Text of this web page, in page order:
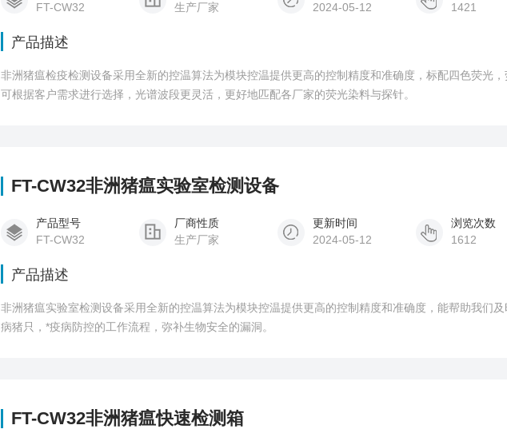
FT-CW32
生产厂家
2024-05-12
1421
产品描述
非洲猪瘟检疫检测设备采用全新的控温算法为模块控温提供更高的控制精度和准确度，标配四色荧光
可根据客户需求进行选择，光谱波段更灵活，更好地匹配各厂家的荧光染料与探针。
FT-CW32非洲猪瘟实验室检测设备
产品型号
FT-CW32
厂商性质
生产厂家
更新时间
2024-05-12
浏览次数
1612
产品描述
非洲猪瘟实验室检测设备采用全新的控温算法为模块控温提供更高的控制精度和准确度，能帮助我们
病猪只，*疫病防控的工作流程，弥补生物安全的漏洞。
FT-CW32非洲猪瘟快速检测箱